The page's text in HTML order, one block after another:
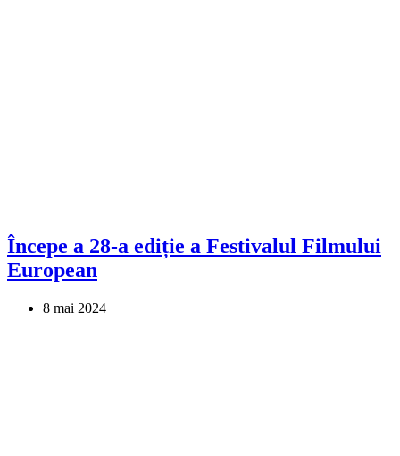
Începe a 28-a ediție a Festivalul Filmului
European
8 mai 2024